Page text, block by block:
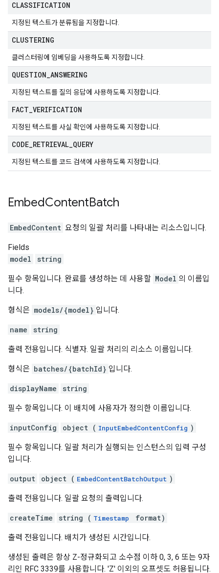
CLASSIFICATION
지정된 텍스트가 분류됨을 지정합니다.
CLUSTERING
클러스터링에 임베딩을 사용하도록 지정합니다.
QUESTION ANSWERING
지정된 텍스트를 질의 응답에 사용하도록 지정합니다.
FACT VERIFICATION
지정된 텍스트를 사실 확인에 사용하도록 지정합니다.
CODE RETRIEVAL QUERY
지정된 텍스트를 코드 검색에 사용하도록 지정합니다.
EmbedContentBatch
EmbedContent 요청의 일괄 처리를 나타내는 리소스입니다.
Fields
model
string
필수 항목입니다. 완료를 생성하는 데 사용할 Model 의 이름입
니다.
형식은 models/{model} 입니다.
name string
출력 전용입니다. 식별자. 일괄 처리의 리소스 이름입니다.
형식은 batches/{batchId} 입니다.
displayName string
필수 항목입니다. 이 배치에 사용자가 정의한 이름입니다.
inputConfig object ( InputEmbedContentConfig )
필수 항목입니다. 일괄 처리가 실행되는 인스턴스의 입력 구성
입니다.
output object ( EmbedContentBatchOutput )
출력 전용입니다. 일괄 요청의 출력입니다.
createTime string ( Timestamp format)
출력 전용입니다. 배치가 생성된 시간입니다.
생성된 출력은 항상 Z-정규화되고 소수점 이하 0, 3, 6 또는 9자
리인 RFC 3339를 사용합니다. 'Z' 이외의 오프셋도 허용됩니다.